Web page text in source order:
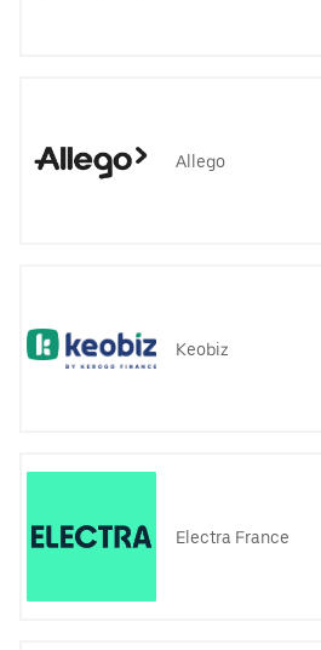
Allego
Keobiz
Electra France